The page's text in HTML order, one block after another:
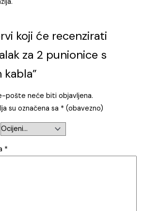
koji će recenzirati
za 2 punionice s
pošte neće biti objavljena.
su označena sa * (obavezno)
*